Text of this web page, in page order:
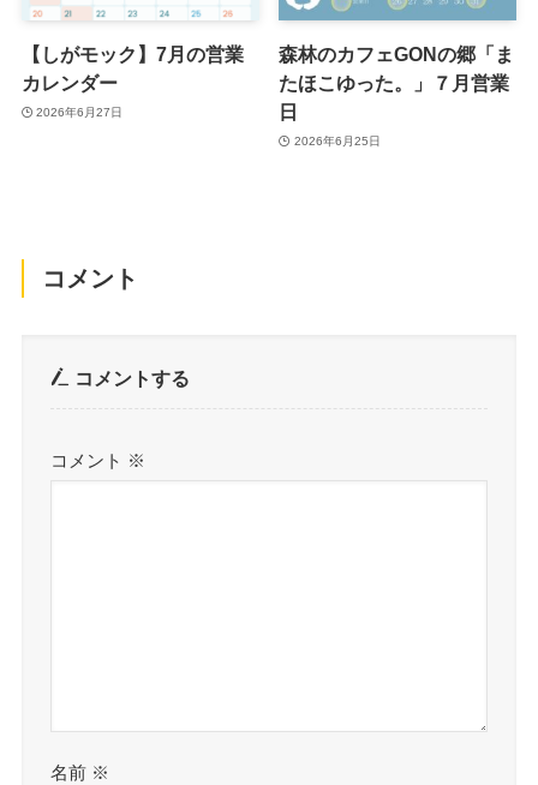
【しがモック】7月の営業
カレンダー
2026年6月27日
森林のカフェGONの郷「ま
たほこゆった。」７月営業
日
2026年6月25日
コメント
コメントする
コメント ※
名前 ※